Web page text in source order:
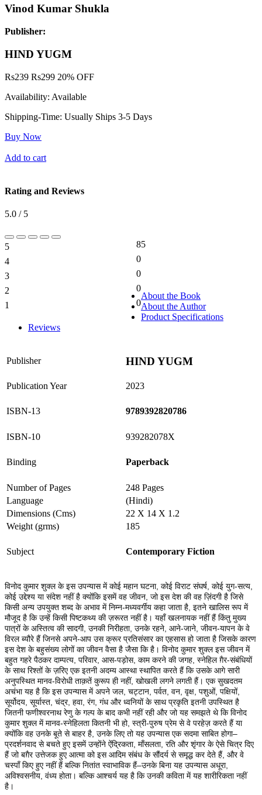
Vinod Kumar Shukla
Publisher:
HIND YUGM
Rs239 Rs299 20% OFF
Availability: Available
Shipping-Time: Usually Ships 3-5 Days
Buy Now
Add to cart
Rating and Reviews
5.0 / 5
5
85
4
0
3
0
2
0
1
0
About the Book
About the Author
Product Specifications
Reviews
Publisher HIND YUGM
Publication Year 2023
ISBN-13 9789392820786
ISBN-10 939282078X
Binding Paperback
Number of Pages
248 Pages
Language
(Hindi)
Dimensions (Cms)
22 X 14 X 1.2
Weight (grms)
185
Subject Contemporary Fiction
विनोद कुमार शुक्ल के इस उपन्यास में कोई महान घटना, कोई विराट संघर्ष, कोई युग-सत्य,
कोई उद्देश्य या संदेश नहीं है क्योंकि इसमें वह जीवन, जो इस देश की वह ज़िंदगी है जिसे
किसी अन्य उपयुक्त शब्द के अभाव में निम्न-मध्यवर्गीय कहा जाता है, इतने खालिस रूप में
मौजूद है कि उन्हें किसी पिष्टकथ्य की ज़रूरत नहीं है। यहाँ खलनायक नहीं हैं किंतु मुख्य
पात्रों के अस्तित्व की सादगी, उनकी निरीहता, उनके रहने, आने-जाने, जीवन-यापन के वे
विरल ब्यौरे हैं जिनसे अपने-आप उस क्रूर प्रतिसंसार का एहसास हो जाता है जिसके कारण
इस देश के बहुसंख्य लोगों का जीवन वैसा है जैसा कि है। विनोद कुमार शुक्ल इस जीवन में
बहुत गहरे पैठकर दाम्पत्य, परिवार, आस-पड़ोस, काम करने की जगह, स्नेहिल ग़ैर-संबंधियों
के साथ रिश्तों के ज़रिए एक इतनी अदम्य आस्था स्थापित करते हैं कि उसके आगे सारी
अनुपस्थित मानव-विरोधी ताक़तें कुरूप ही नहीं, खोखली लगने लगती हैं। एक सुखदतम
अचंभा यह है कि इस उपन्यास में अपने जल, चट्टान, पर्वत, वन, वृक्ष, पशुओं, पक्षियों,
सूर्योदय, सूर्यास्त, चंद्र, हवा, रंग, गंध और ध्वनियों के साथ प्रकृति इतनी उपस्थित है
जितनी फणीश्वरनाथ रेणु के गल्प के बाद कभी नहीं रही और जो यह समझते थे कि विनोद
कुमार शुक्ल में मानव-स्नेहिलता कितनी भी हो, स्त्री-पुरुष प्रेम से वे परहेज़ करते हैं या
क्योंकि वह उनके बूते से बाहर है, उनके लिए तो यह उपन्यास एक सदमा साबित होगा–
प्रदर्शनवाद से बचते हुए इसमें उन्होंने ऐंद्रिकता, माँसलता, रति और शृंगार के ऐसे चित्र दिए
हैं जो बग़ैर उत्तेजक हुए आत्मा को इस आदिम संबंध के सौंदर्य से समृद्ध कर देते हैं, और वे
चस्पाँ किए हुए नहीं हैं बल्कि नितांत स्वाभाविक हैं–उनके बिना यह उपन्यास अधूरा,
अविश्वसनीय, वंध्य होता। बल्कि आश्चर्य यह है कि उनकी कविता में यह शारीरिकता नहीं
है।